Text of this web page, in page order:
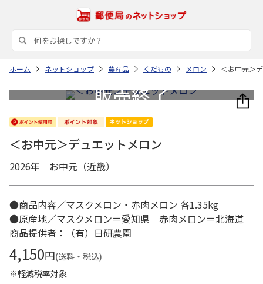
ホーム ネットショップ 農産品 くだもの メロン ＜お中元＞
＜お中元＞デュエットメロン
2026年 お中元（近畿）
●商品内容／マスクメロン・赤肉メロン 各1.35kg
●原産地／マスクメロン＝愛知県 赤肉メロン＝北海道
商品提供者：（有）日研農園
4,150円(送料・税込)
※軽減税率対象